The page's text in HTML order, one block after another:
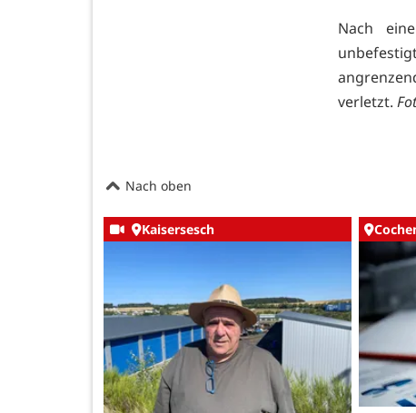
Nach
verletzt.
Nach oben
Kaisersesch